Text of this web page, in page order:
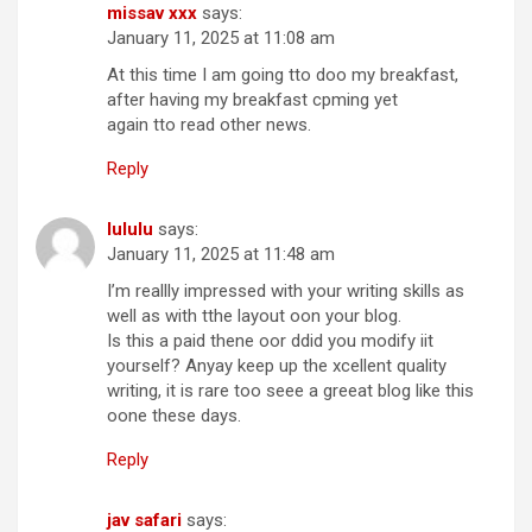
missav xxx says:
January 11, 2025 at 11:08 am
At this time I am going tto doo my breakfast,
after having my breakfast cpming yet
again tto read other news.
Reply
lululu says:
January 11, 2025 at 11:48 am
I’m reallly impressed with your writing skills as
well as with tthe layout oon your blog.
Is this a paid thene oor ddid you modify iit
yourself? Anyay keep up the xcellent quality
writing, it is rare too seee a greeat blog like this
oone these days.
Reply
jav safari says: